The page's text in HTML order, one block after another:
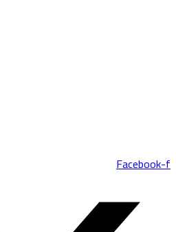
Facebook-f